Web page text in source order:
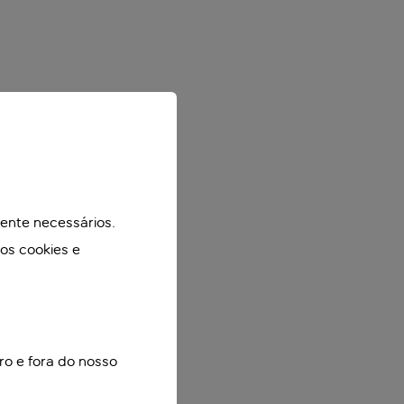
necessários.
cookies e
e fora do nosso